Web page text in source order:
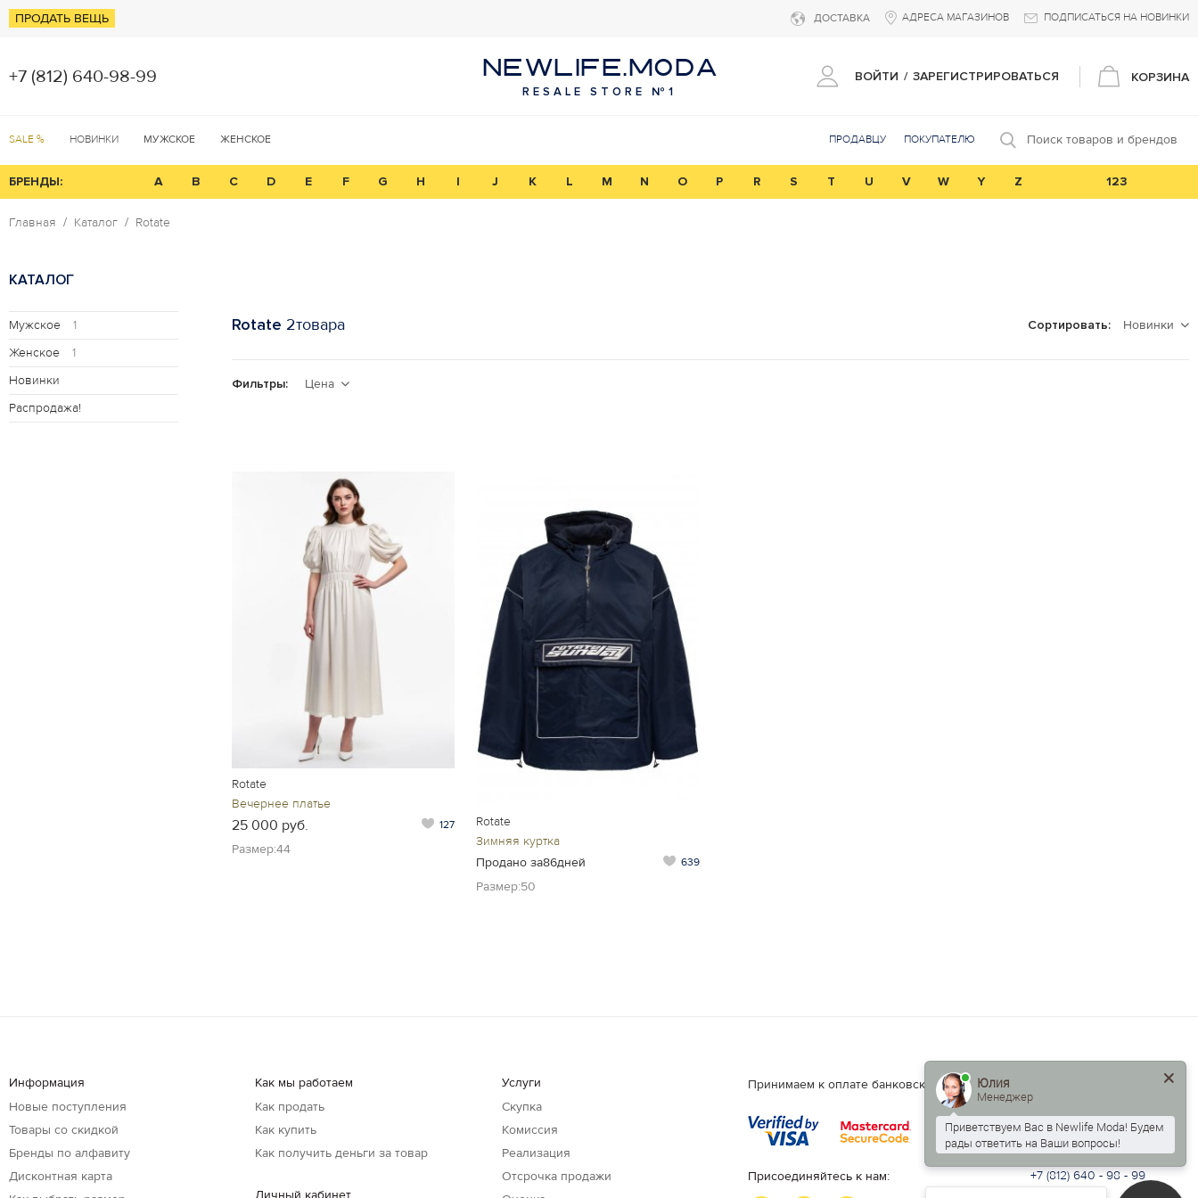
ПРОДАТЬ ВЕЩЬ ДОСТАВКА АДРЕСА МАГАЗИНОВ ПОДПИСАТЬСЯ НА НОВИНКИ
+7 (812) 640-98-99 NEWLIFE.MODA
RESALE STORE №1
ВОЙТИ / ЗАРЕГИСТРИРОВАТЬСЯ КОРЗИНА
SALE % НОВИНКИ МУЖСКОЕ ЖЕНСКОЕ ПРОДАВЦУ ПОКУПАТЕЛЮ Поиск товаров и брендов
БРЕНДЫ: A B C D E F G H I J K L M N O P R S T U V W Y Z 123
Главная Каталог Rotate
КАТАЛОГ
Мужское
1
Женское
1
Новинки
Распродажа!
Rotate 2товара Сортировать: Новинки
Фильтры: Цена
Rotate
Вечернее платье
25 000 руб. 127
Размер:44
Rotate
Зимняя куртка
Продано за86дней
639
Размер:50
Информация
Новые поступления
Товары со скидкой
Бренды по алфавиту
Дисконтная карта
Как мы работаем
Как продать
Как купить
Как получить деньги за товар
Личный кабинет
Услуги
Скупка
Комиссия
Реализация
Отсрочка продажи
Принимаем к оплате банковские карты.
Присоединяйтесь к нам:
info@newlife.moda
Контактный телефон:
+7 (812) 640 - 98 - 99
Юлия
Менеджер
Приветствуем Вас в Newlife Moda! Будем
рады ответить на Ваши вопросы!